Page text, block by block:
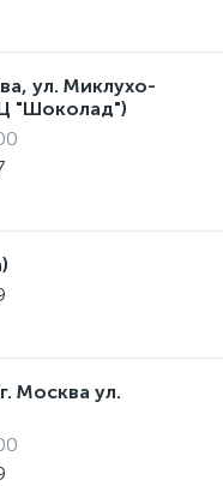
ул. Миклухо-
"Шоколад")
Москва ул.